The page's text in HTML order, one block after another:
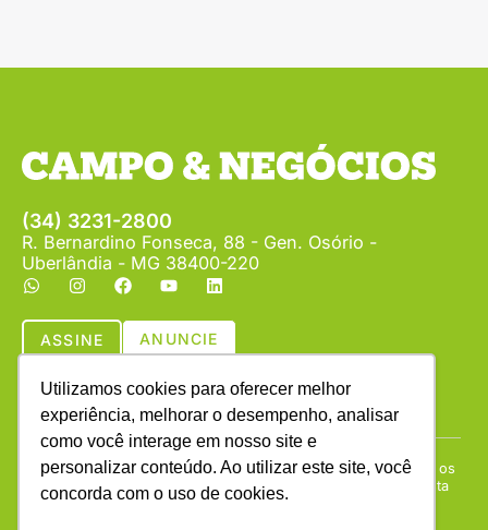
Utilizamos cookies para oferecer melhor
experiência, melhorar o desempenho, analisar
como você interage em nosso site e
personalizar conteúdo. Ao utilizar este site, você
concorda com o uso de cookies.
(34) 3231-2800
R. Bernardino Fonseca, 88 - Gen. Osório -
Uberlândia - MG 38400-220
ASSINE ANUNCIE
Copyright © (1990 - 2026) Revista Campo & Negócios. Todos os
direitos reservados. É proibida a reprodução do conteúdo desta
página em qualquer meio de comunicação, eletrônico ou